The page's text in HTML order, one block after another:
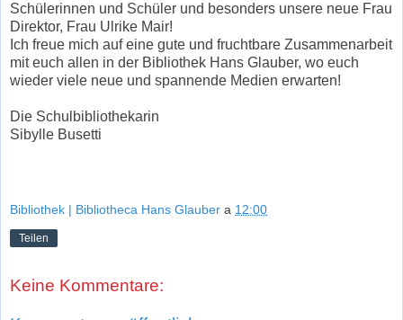
Schülerinnen und Schüler und besonders unsere neue Frau
Direktor, Frau Ulrike Mair!
Ich freue mich auf eine gute und fruchtbare Zusammenarbeit
mit euch allen in der Bibliothek Hans Glauber, wo euch
wieder viele neue und spannende Medien erwarten!
Die Schulbibliothekarin
Sibylle Busetti
Bibliothek | Bibliotheca Hans Glauber a 12:00
Teilen
Keine Kommentare: